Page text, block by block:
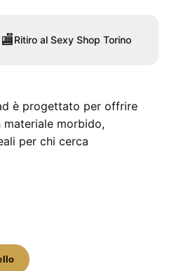
🏬Ritiro al Sexy Shop Torino
è progettato per offrire
materiale morbido,
per chi cerca